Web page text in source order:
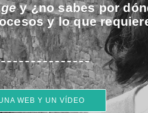
y ¿no sabes por
y lo que
WEB Y UN VÍDEO